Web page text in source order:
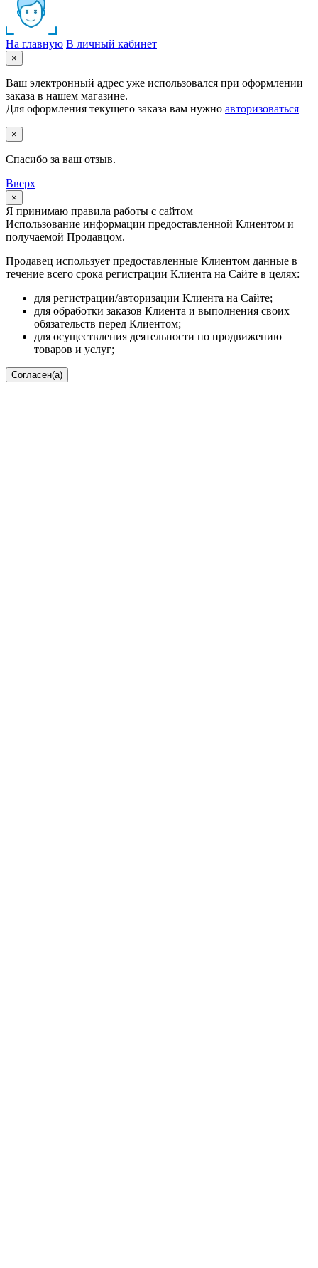
На главную В личный кабинет
×
Ваш электронный адрес уже использовался при оформлении
заказа в нашем магазине.
Для оформления текущего заказа вам нужно авторизоваться
×
Спасибо за ваш отзыв.
Вверх
×
Я принимаю правила работы с сайтом
Использование информации предоставленной Клиентом и
получаемой Продавцом.
Продавец использует предоставленные Клиентом данные в
течение всего срока регистрации Клиента на Сайте в целях:
для регистрации/авторизации Клиента на Сайте;
для обработки заказов Клиента и выполнения своих
обязательств перед Клиентом;
для осуществления деятельности по продвижению
товаров и услуг;